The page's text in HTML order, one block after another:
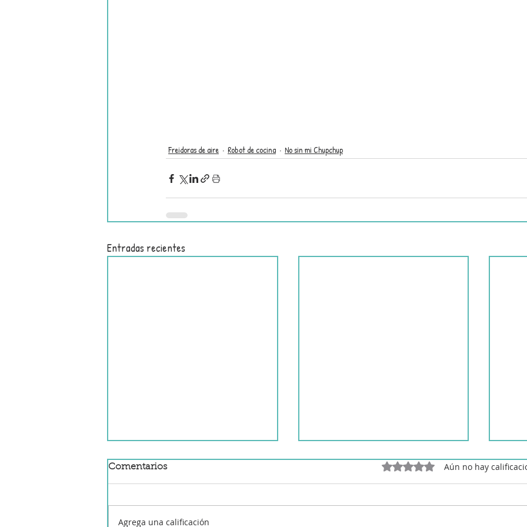
Freidoras de aire Robot de cocina No sin mi Chupchup
Entradas recientes
Comentarios Obtuvo 0 de 5 estrellas.Aún no hay
Agrega una calificación